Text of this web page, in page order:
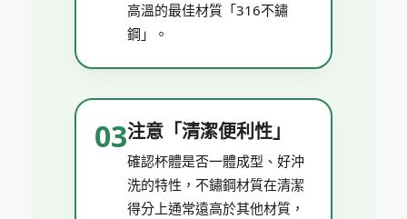
高溫的最佳材質「316不鏽
鋼」。
03注意「清潔便利性」
確認杯體是否一體成型、好沖
洗的特性，不鏽鋼材質在清潔
得分上通常遠高於其他材質，